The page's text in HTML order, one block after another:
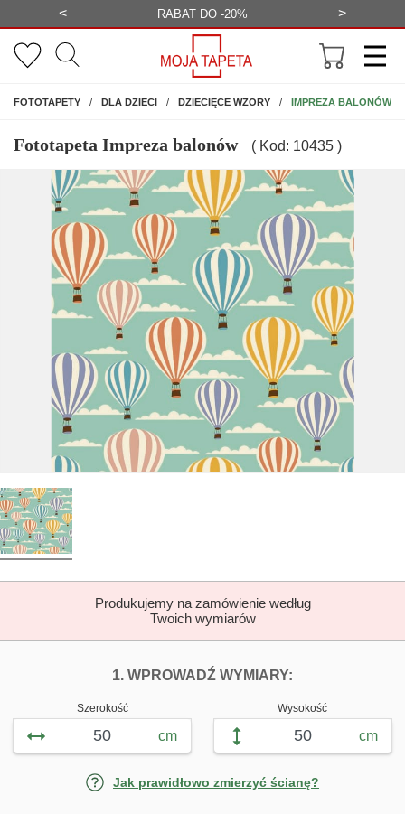
< BEZPŁATNA WIZUALIZACJA >
FOTOTAPETYNA ŚCIANĘ
DLA DZIECI DZIECIĘCE WZORY IMPREZA BALONÓW
Fototapeta Impreza balonów ( Kod: 10435 )
Produkujemy na zamówienie według
Twoich wymiarów
1. WPROWADŹ WYMIARY:
Szerokość
cm
Wysokość
cm
Jak prawidłowo zmierzyć ścianę?